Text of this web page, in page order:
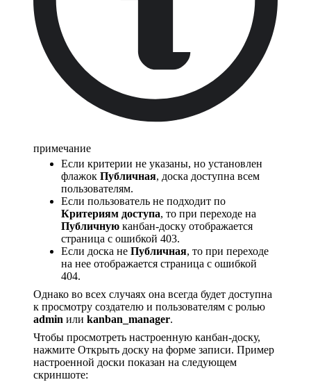
примечание
Если критерии не указаны, но установлен
флажок Публичная, доска доступна всем
пользователям.
Если пользователь не подходит по
Критериям доступа, то при переходе на
Публичную канбан-доску отображается
страница с ошибкой 403.
Если доска не Публичная, то при переходе
на нее отображается страница с ошибкой
404.
Однако во всех случаях она всегда будет доступна
к просмотру создателю и пользователям с ролью
admin или kanban_manager.
Чтобы просмотреть настроенную канбан-доску,
нажмите Открыть доску на форме записи. Пример
настроенной доски показан на следующем
скриншоте: